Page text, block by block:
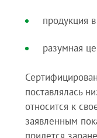
продукция
разумная
поставлялась
относится к
заявленным